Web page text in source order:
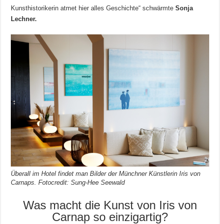
Kunsthistorikerin atmet hier alles Geschichte“ schwärmteSonja
Lechner.
Überall im Hotel findet man Bilder der Münchner Künstlerin Iris von
Carnaps. Fotocredit: Sung-Hee Seewald
Was macht die Kunst von Iris von
Carnap so einzigartig?